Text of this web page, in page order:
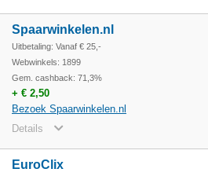
Spaarwinkelen.nl
Uitbetaling: Vanaf € 25,-
Webwinkels: 1899
Gem. cashback: 71,3%
+ € 2,50
Bezoek Spaarwinkelen.nl
Details
EuroClix